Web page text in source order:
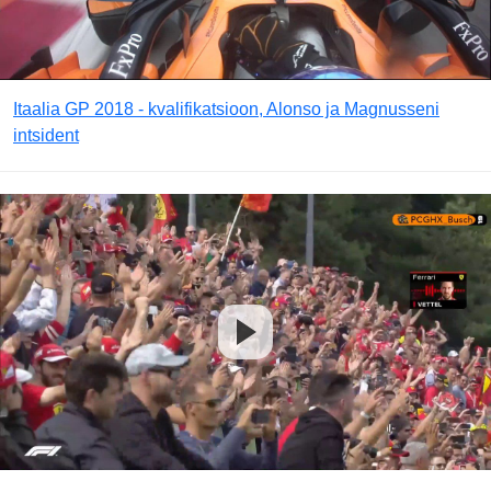
Itaalia GP 2018 - kvalifikatsioon, Alonso ja Magnusseni
intsident